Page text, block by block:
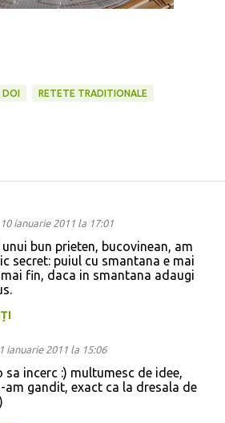
DOI RETETE TRADITIONALE
10 ianuarie 2011 la 17:01
bun prieten, bucovinean, am
secret: puiul cu smantana e mai
fin, daca in smantana adaugi
ianuarie 2011 la 15:06
sa incerc :) multumesc de idee,
am gandit, exact ca la dresala de